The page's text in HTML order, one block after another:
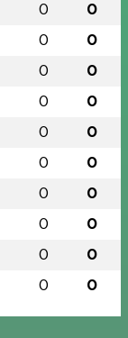
0 0
0 0
0 0
0 0
0 0
0 0
0 0
0 0
0 0
0 0